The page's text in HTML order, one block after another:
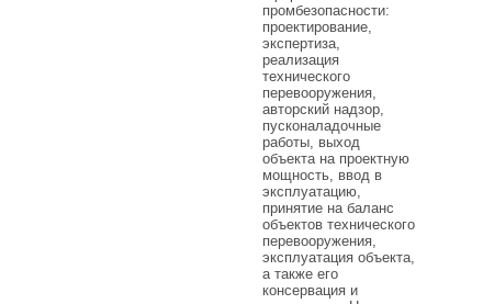
промбезопасности:
проектирование,
экспертиза,
реализация
технического
перевооружения,
авторский надзор,
пусконаладочные
работы, выход
объекта на проектную
мощность, ввод в
эксплуатацию,
принятие на баланс
объектов технического
перевооружения,
эксплуатация объекта,
а также его
консервация и